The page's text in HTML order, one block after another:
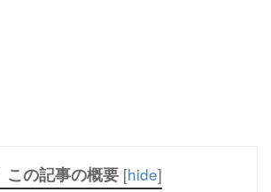
この記事の概要 [hide]